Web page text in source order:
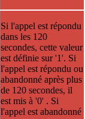
Si l'appel est répondu
dans les 120
secondes, cette valeur
est définie sur '1'. Si
l'appel est répondu ou
abandonné après plus
de 120 secondes, il
est mis à '0' . Si
l'appel est abandonné